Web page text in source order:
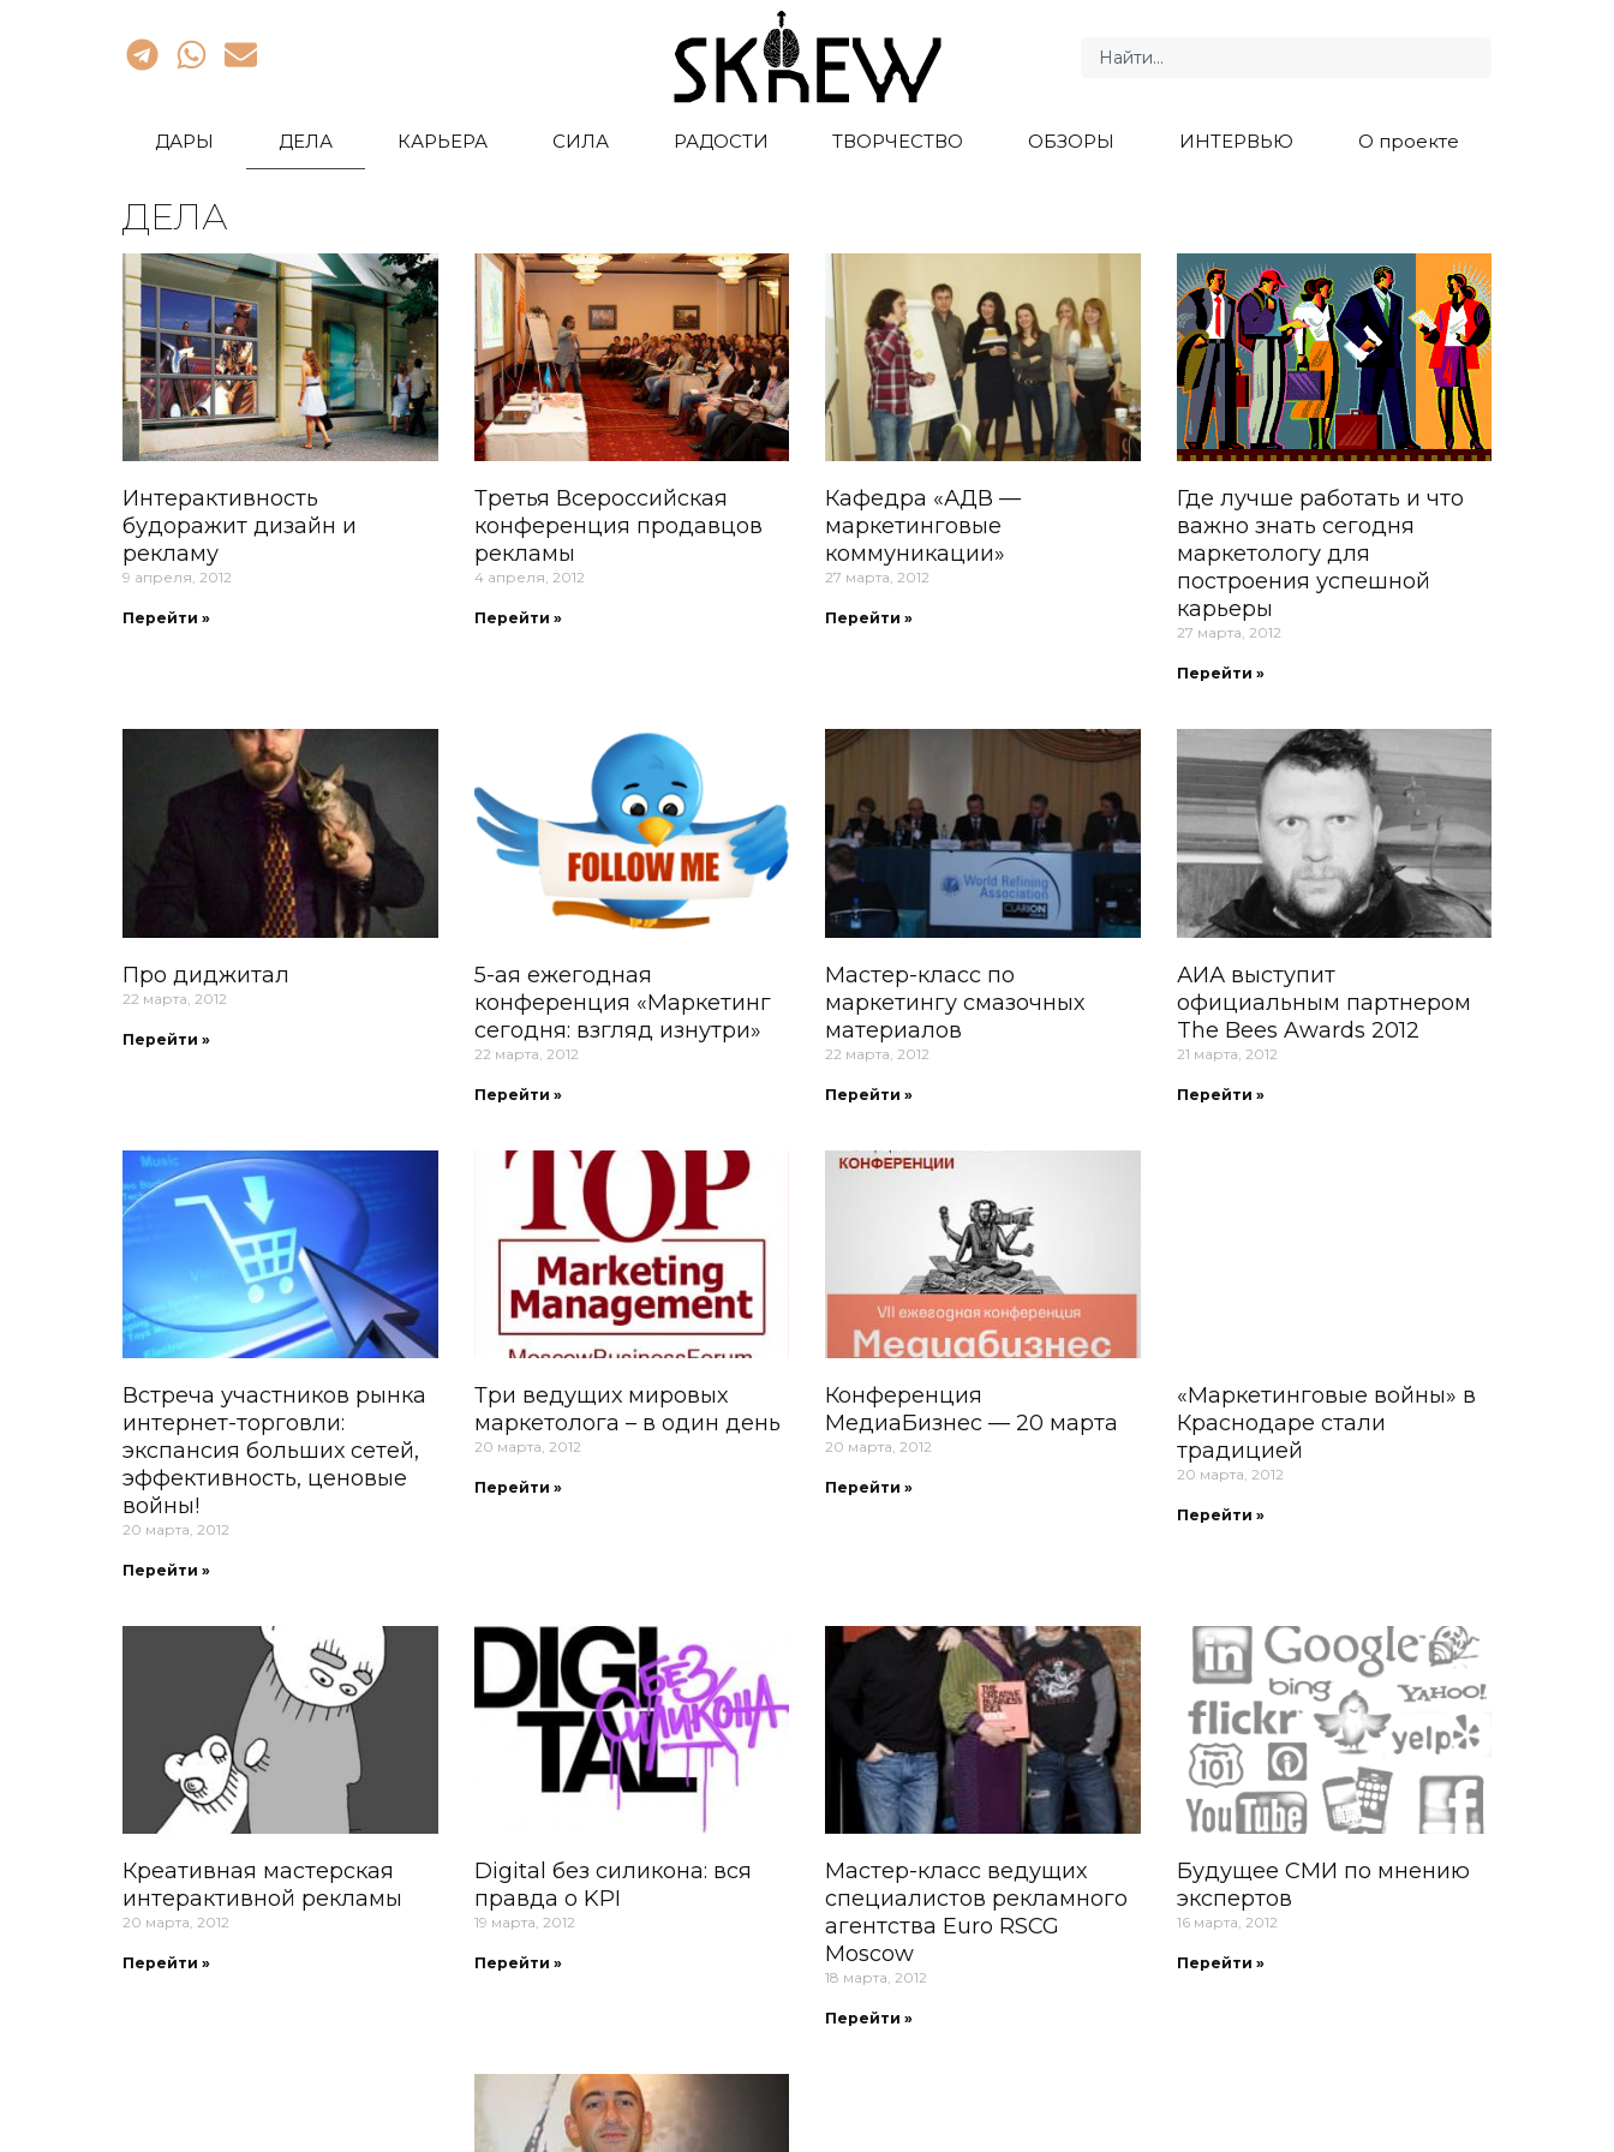
ДАРЫ ДЕЛА КАРЬЕРА СИЛА РАДОСТИ ТВОРЧЕСТВО ОБЗОРЫ ИНТЕРВЬЮ О проекте
ДЕЛА
Интерактивность
будоражит дизайн и
рекламу
9 апреля, 2012
Перейти »
Третья Всероссийская
конференция продавцов
рекламы
4 апреля, 2012
Перейти »
Кафедра «АДВ —
маркетинговые
коммуникации»
27 марта, 2012
Перейти »
Где лучше работать и что
важно знать сегодня
маркетологу для
построения успешной
карьеры
27 марта, 2012
Перейти »
Про диджитал
22 марта, 2012
Перейти »
5-ая ежегодная
конференция «Маркетинг
сегодня: взгляд изнутри»
22 марта, 2012
Перейти »
Мастер-класс по
маркетингу смазочных
материалов
22 марта, 2012
Перейти »
АИА выступит
официальным партнером
The Bees Awards 2012
21 марта, 2012
Перейти »
Встреча участников рынка
интернет-торговли:
экспансия больших сетей,
эффективность, ценовые
войны!
20 марта, 2012
Перейти »
Три ведущих мировых
маркетолога – в один день
20 марта, 2012
Перейти »
Конференция
МедиаБизнес — 20 марта
20 марта, 2012
Перейти »
«Маркетинговые войны» в
Краснодаре стали
традицией
20 марта, 2012
Перейти »
Креативная мастерская
интерактивной рекламы
20 марта, 2012
Перейти »
Digital без силикона: вся
правда о KPI
19 марта, 2012
Перейти »
Мастер-класс ведущих
специалистов рекламного
агентства Euro RSCG
Moscow
18 марта, 2012
Перейти »
Будущее СМИ по мнению
экспертов
16 марта, 2012
Перейти »